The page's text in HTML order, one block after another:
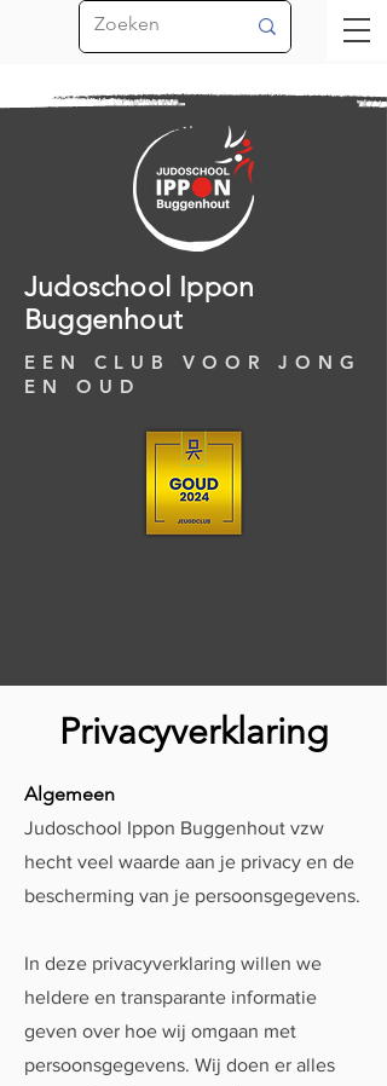
Judoschool Ippon
Buggenhout
EEN CLUB VOOR JONG
EN OUD
Privacyverklaring
Algemeen
Judoschool Ippon Buggenhout vzw
hecht veel waarde aan je privacy en de
bescherming van je persoonsgegevens.
In deze privacyverklaring willen we
heldere en transparante informatie
geven over hoe wij omgaan met
persoonsgegevens. Wij doen er alles